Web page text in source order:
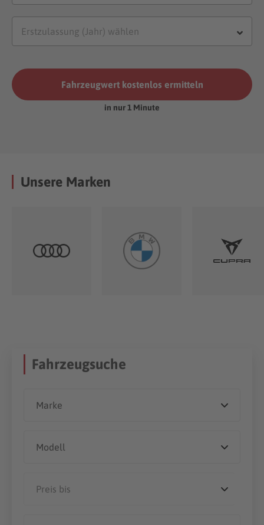
Fahrzeugwert kostenlos ermitteln
in nur 1 Minute
Unsere Marken
Fahrzeugsuche